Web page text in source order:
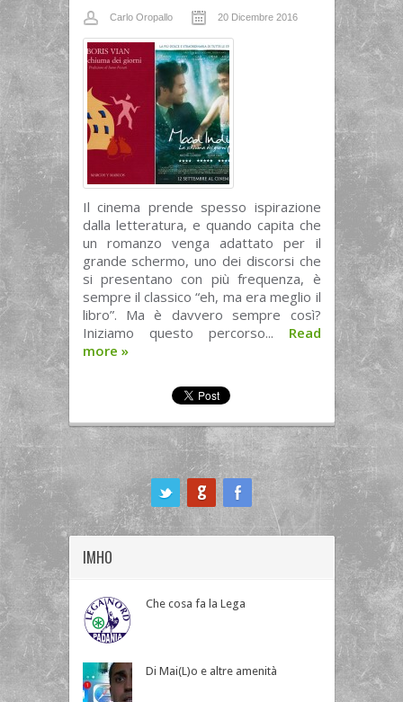
Carlo Oropallo 20 Dicembre 2016
Il cinema prende spesso ispirazione
dalla letteratura, e quando capita che
un romanzo venga adattato per il
grande schermo, uno dei discorsi che
si presentano con più frequenza, è
sempre il classico “eh, ma era meglio il
libro”. Ma è davvero sempre così?
Iniziamo questo percorso... Read
more »
IMHO
Che cosa fa la Lega
Di Mai(L)o e altre amenità